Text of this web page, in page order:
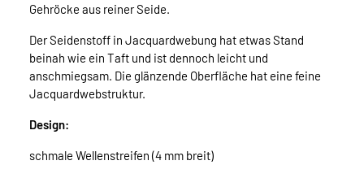
Gehröcke aus reiner Seide.
Der Seidenstoff in Jacquardwebung hat etwas Stand
beinah wie ein Taft und ist dennoch leicht und
anschmiegsam. Die glänzende Oberfläche hat eine feine
Jacquardwebstruktur.
Design:
schmale Wellenstreifen (4 mm breit)